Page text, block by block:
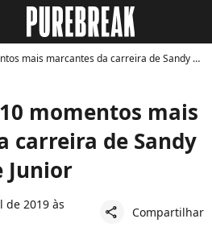
mais marcantes da carreira de Sandy e Junior
momentos mais
carreira de Sandy
Junior
de 2019 às
share Compartilhar